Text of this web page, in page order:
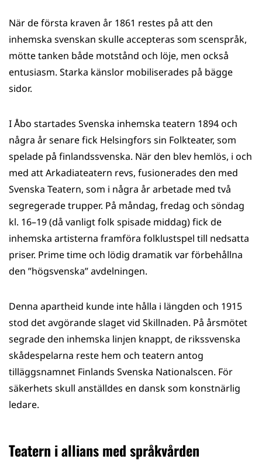
När de första kraven år 1861 restes på att den
inhemska svenskan skulle accepteras som scenspråk,
mötte tanken både motstånd och löje, men också
entusiasm. Starka känslor mobiliserades på bägge
sidor.
I Åbo startades Svenska inhemska teatern 1894 och
några år senare fick Helsingfors sin Folkteater, som
spelade på finlandssvenska. När den blev hemlös, i och
med att Arkadiateatern revs, fusionerades den med
Svenska Teatern, som i några år arbetade med två
segregerade trupper. På måndag, fredag och söndag
kl. 16–19 (då vanligt folk spisade middag) fick de
inhemska artisterna framföra folklustspel till nedsatta
priser. Prime time och lödig dramatik var förbehållna
den ”högsvenska” avdelningen.
Denna apartheid kunde inte hålla i längden och 1915
stod det avgörande slaget vid Skillnaden. På årsmötet
segrade den inhemska linjen knappt, de rikssvenska
skådespelarna reste hem och teatern antog
tilläggsnamnet Finlands Svenska Nationalscen. För
säkerhets skull anställdes en dansk som konstnärlig
ledare.
Teatern i allians med språkvården